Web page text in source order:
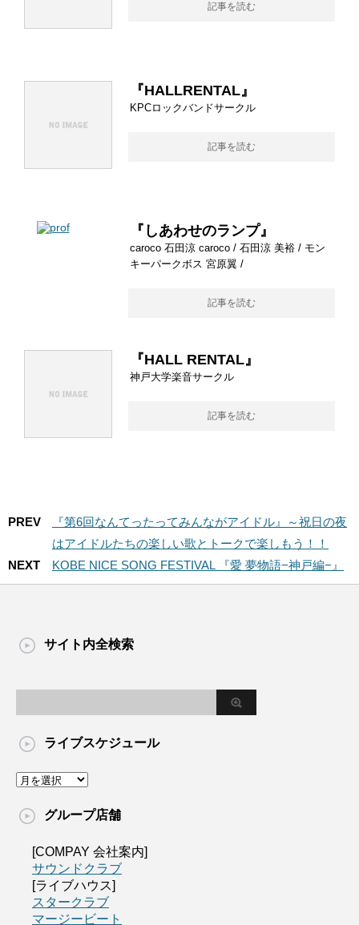
記事を読む
『HALLRENTAL』
KPCロックバンドサークル
記事を読む
『しあわせのランプ』
caroco 石田涼 caroco / 石田涼 美裕 / モン
キーパークボス 宮原翼 /
記事を読む
『HALL RENTAL』
神戸大学楽音サークル
記事を読む
PREV
『第6回なんてったってみんながアイドル』～祝日の夜
はアイドルたちの楽しい歌とトークで楽しもう！！
NEXT
KOBE NICE SONG FESTIVAL 『愛 夢物語−神戸編−』
サイト内全検索
ライブスケジュール
グループ店舗
[COMPAY 会社案内]
サウンドクラブ
[ライブハウス]
スタークラブ
マージービート